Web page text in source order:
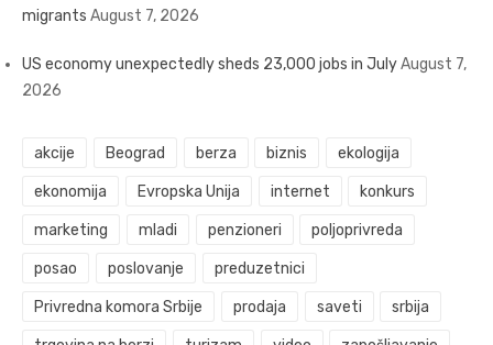
migrants August 7, 2026
US economy unexpectedly sheds 23,000 jobs in JulyAugust 7,
2026
akcije Beograd berza biznis ekologija
ekonomija Evropska Unija internet konkurs
marketing mladi penzioneri poljoprivreda
posao poslovanje preduzetnici
Privredna komora Srbije prodaja saveti srbija